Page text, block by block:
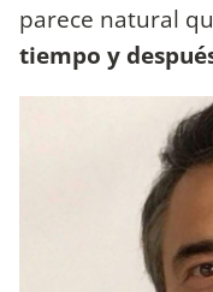
parece natural
tiempo y